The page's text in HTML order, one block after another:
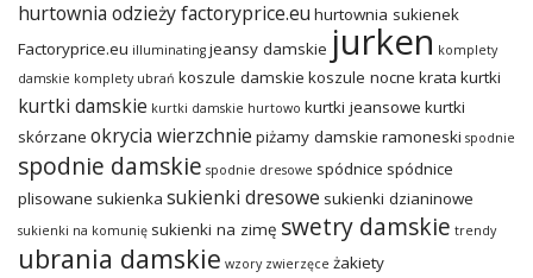
hurtownia odzieży factoryprice.eu hurtownia sukienek
Factoryprice.eu illuminating jeansy damskie jurken komplety
damskie komplety ubrań koszule damskie koszule nocne krata kurtki
kurtki damskie kurtki damskie hurtowo kurtki jeansowe kurtki
skórzane okrycia wierzchnie piżamy damskie ramoneski spodnie
spodnie damskie spodnie dresowe spódnice spódnice
plisowane sukienka sukienki dresowe sukienki dzianinowe
sukienki na komunię sukienki na zimę swetry damskie trendy
ubrania damskie wzory zwierzęce żakiety